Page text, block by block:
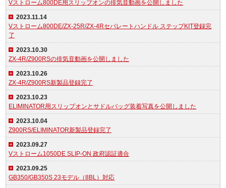
Vストローム800DE用スリップオンの排気音動画を公開しました
2023.11.14
Vストローム800DE/ZX-25R/ZX-4Rセパレートハンドル ステップKIT登録完
了
2023.10.30
ZX-4R/Z900RSの排気音動画を公開しました
2023.10.26
ZX-4R/Z900RS新製品登録完了
2023.10.23
ELIMINATOR用スリップオンとサドルバッグ装着写真を公開しました
2023.10.04
Z900RS/ELIMINATOR新製品登録完了
2023.09.27
Vストローム1050DE SLIP-ON 政府認証適合
2023.09.25
GB350/GB350S 23モデル（8BL）対応